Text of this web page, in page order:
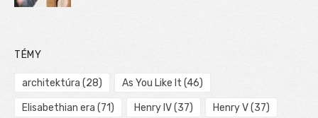
TÉMY
architektúra (28) As You Like It (46)
Elisabethian era (71) Henry IV(37) Henry V(37)